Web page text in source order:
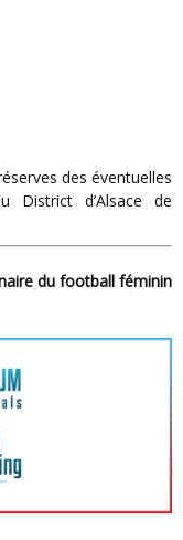
des éventuelles
District d’Alsace de